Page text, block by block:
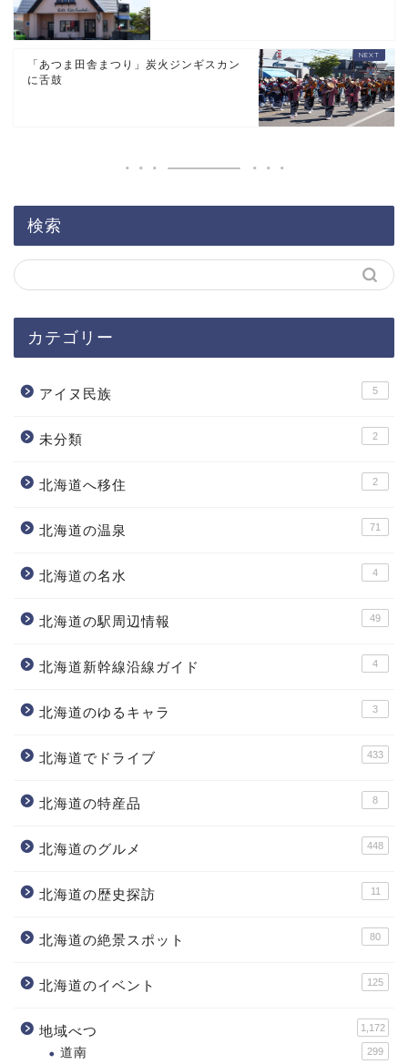
「あつま田舎まつり」炭火ジンギスカン
に舌鼓
検索
カテゴリー
アイヌ民族 5
未分類 2
北海道へ移住 2
北海道の温泉 71
北海道の名水 4
北海道の駅周辺情報 49
北海道新幹線沿線ガイド 4
北海道のゆるキャラ 3
北海道でドライブ 433
北海道の特産品 8
北海道のグルメ 448
北海道の歴史探訪 11
北海道の絶景スポット 80
北海道のイベント 125
地域べつ 1,172
道南 299